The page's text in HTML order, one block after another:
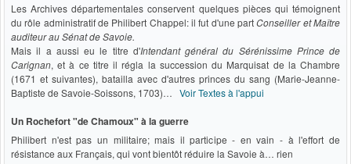
Les Archives départementales conservent quelques pièces qui témoignent
du rôle administratif de Philibert Chappel: il fut d'une partConseiller et Maître
auditeur au Sénat de Savoie.
Mais il a aussi eu le titre d'Intendant général du Sérénissime Prince de
Carignan, et à ce titre il régla la succession du Marquisat de la Chambre
(1671 et suivantes), batailla avec d'autres princes du sang (Marie-Jeanne-
Baptiste de Savoie-Soissons, 1703)… Voir Textes à l'appui
Un Rochefort "de Chamoux" à la guerre
Philibert n'est pas un militaire; mais il participe - en vain - à l'effort de
résistance aux Français, qui vont bientôt réduire la Savoie à… rien